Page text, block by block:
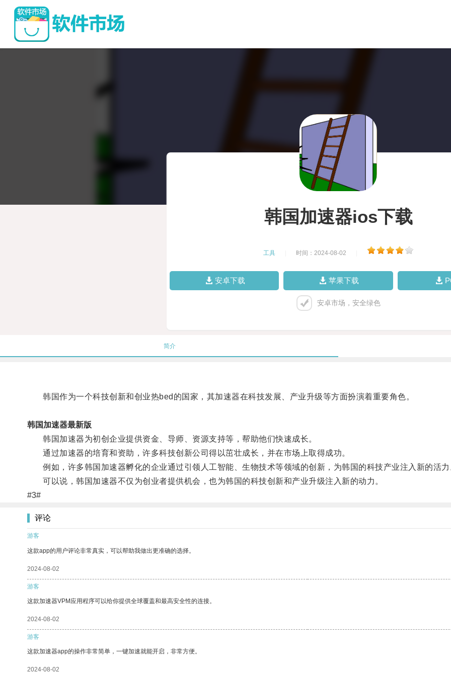
韩国加速器ios下载
工具 时间：2024-08-02
安卓下载 苹果下载
安卓市场，安全绿色
简介
韩国作为一个科技创新和创业热bed的国家，其加速器在科技发展、产业升级等方面扮演着重要角色。
韩国加速器最新版
韩国加速器为初创企业提供资金、导师、资源支持等，帮助他们快速成长。
通过加速器的培育和资助，许多科技创新公司得以茁壮成长，并在市场上取得成功。
例如，许多韩国加速器孵化的企业通过引领人工智能、生物技术等领域的创新，为韩国的科技产业注入新的活力
可以说，韩国加速器不仅为创业者提供机会，也为韩国的科技创新和产业升级注入新的动力。
#3#
评论
游客
这款app的用户评论非常真实，可以帮助我做出更准确的选择。
2024-08-02
游客
这款加速器VPM应用程序可以给你提供全球覆盖和最高安全性的连接。
2024-08-02
游客
这款加速器app的操作非常简单，一键加速就能开启，非常方便。
2024-08-02